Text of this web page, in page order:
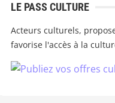
LE PASS CULTURE
Acteurs culturels,
favorise l'accès à la